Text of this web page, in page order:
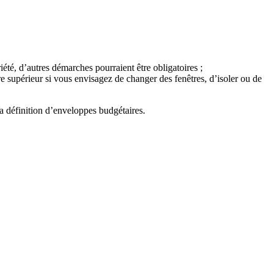
d’autres démarches pourraient être obligatoires ;
si vous envisagez de changer des fenêtres, d’isoler ou de
définition d’enveloppes budgétaires.